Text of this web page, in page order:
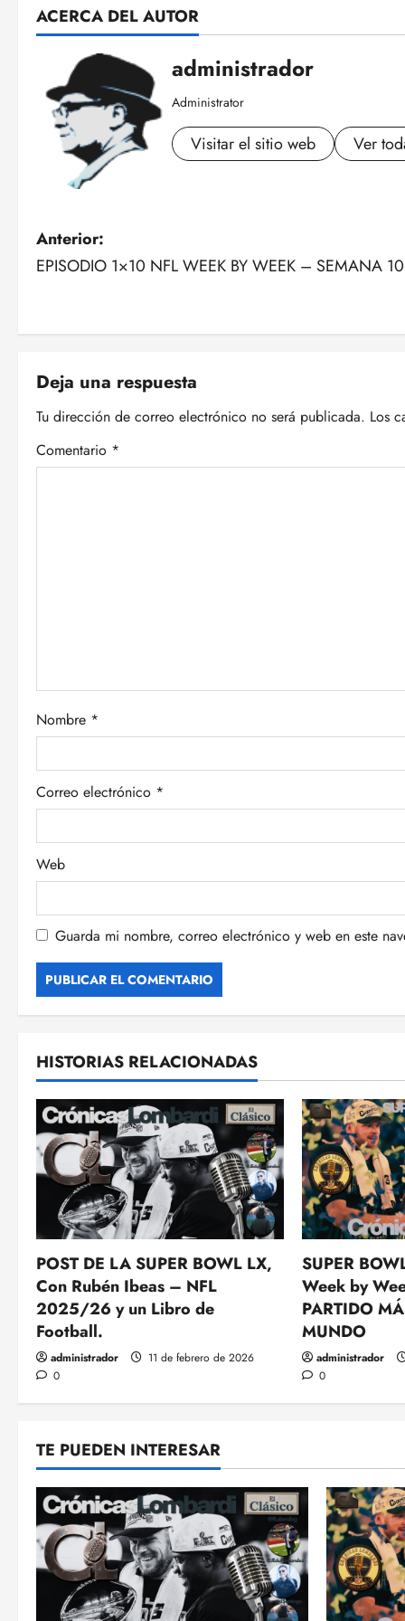
ACERCA DEL AUTOR
administrador
Administrator
Visitar el sitio web Ver
N
a
g
a
c
e
n
t
r
a
d
a
s
Anterior:
EPISODIO 1×10 NFL WEEK BY WEEK – SEMANA 10
Deja una respuesta
Tu dirección de correo electrónico no será publicada. Los
Comentario *
Nombre *
Correo electrónico *
Web
Guarda mi nombre, correo electrónico y web en este
HISTORIAS RELACIONADAS
POST DE LA SUPER BOWL LX,
Con Rubén Ibeas – NFL
2025/26 y un Libro de
Football.
administrador
11 de febrero de 2026
0
SUPER
Week by
PARTIDO
MUNDO
administrador
0
TE PUEDEN INTERESAR